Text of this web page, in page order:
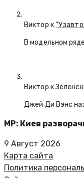
Виктор к
В модельном
Виктор к
Джей Ди Вэнс
MP: Киев
9 Август 2026
Карта сайта
Политика